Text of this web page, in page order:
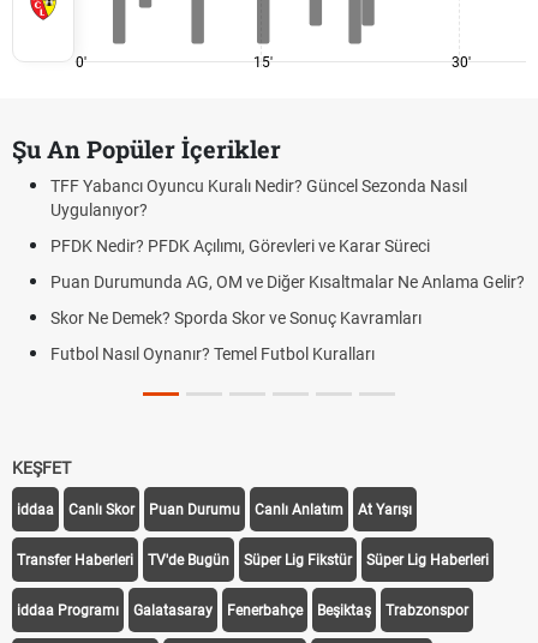
0' 15' 30'
Şu An Popüler İçerikler
TFF Yabancı Oyuncu Kuralı Nedir? Güncel Sezonda Nasıl
Uygulanıyor?
PFDK Nedir? PFDK Açılımı, Görevleri ve Karar Süreci
Puan Durumunda AG, OM ve Diğer Kısaltmalar Ne Anlama Gelir?
Skor Ne Demek? Sporda Skor ve Sonuç Kavramları
Futbol Nasıl Oynanır? Temel Futbol Kuralları
KEŞFET
iddaa Canlı Skor Puan Durumu Canlı Anlatım At Yarışı
Transfer Haberleri TV'de Bugün Süper Lig Fikstür Süper Lig Haberleri
iddaa Programı Galatasaray Fenerbahçe Beşiktaş Trabzonspor